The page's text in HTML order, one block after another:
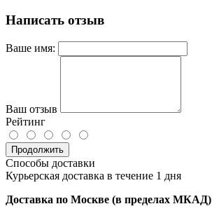
Написать отзыв
Ваше имя:
Ваш отзыв
Рейтинг
Продолжить
Способы доставки
Курьерская доставка в течение 1 дня
Доставка по Москве (в пределах МКАД)